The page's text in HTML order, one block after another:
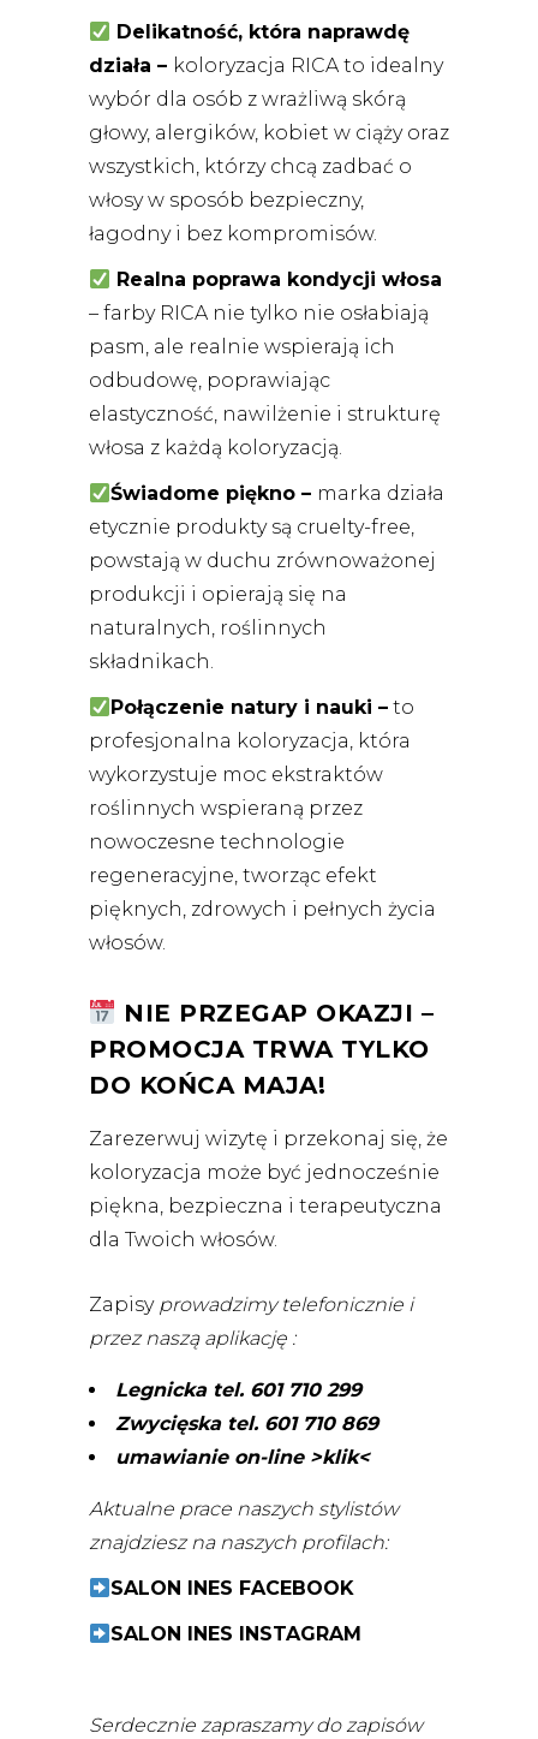
Delikatność, która naprawdę
działa – koloryzacja RICA to idealny
wybór dla osób z wrażliwą skórą
głowy, alergików, kobiet w ciąży oraz
wszystkich, którzy chcą zadbać o
włosy w sposób bezpieczny,
łagodny i bez kompromisów.
Realna poprawa kondycji włosa
– farby RICA nie tylko nie osłabiają
pasm, ale realnie wspierają ich
odbudowę, poprawiając
elastyczność, nawilżenie i strukturę
włosa z każdą koloryzacją.
Świadome piękno – marka działa
etycznie produkty są cruelty-free,
powstają w duchu zrównoważonej
produkcji i opierają się na
naturalnych, roślinnych
składnikach.
Połączenie natury i nauki – to
profesjonalna koloryzacja, która
wykorzystuje moc ekstraktów
roślinnych wspieraną przez
nowoczesne technologie
regeneracyjne, tworząc efekt
pięknych, zdrowych i pełnych życia
włosów.
NIE PRZEGAP OKAZJI –
PROMOCJA TRWA TYLKO
DO KOŃCA MAJA!
Zarezerwuj wizytę i przekonaj się, że
koloryzacja może być jednocześnie
piękna, bezpieczna i terapeutyczna
dla Twoich włosów.
Zapisyprowadzimy telefonicznie i
przez naszą aplikację :
Legnicka tel. 601 710 299
Zwycięska tel. 601 710 869
umawianie on-line >klik<
Aktualne prace naszych stylistów
znajdziesz na naszych profilach:
SALON INES FACEBOOK
SALON INES INSTAGRAM
Serdecznie zapraszamy do zapisów